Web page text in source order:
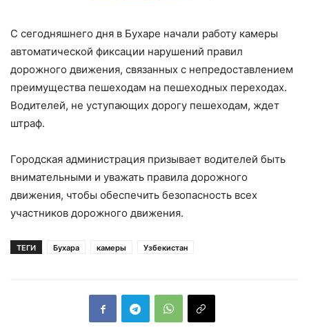
С сегодняшнего дня в Бухаре начали работу камеры
автоматической фиксации нарушений правил
дорожного движения, связанных с непредоставлением
преимущества пешеходам на пешеходных переходах.
Водителей, не уступающих дорогу пешеходам, ждет
штраф.
Городская администрация призывает водителей быть
внимательными и уважать правила дорожного
движения, чтобы обеспечить безопасность всех
участников дорожного движения.
ТЕГИ Бухара камеры Узбекистан